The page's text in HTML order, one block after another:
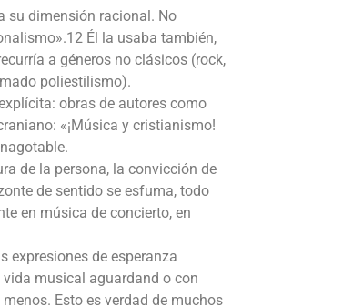
su dimensión racional. No
Él la usaba también,
a géneros no clásicos (rock,
poliestilismo).
obras de autores como
«¡Música y cristianismo!
de la persona, la convicción de
de sentido se esfuma, todo
en música de concierto, en
expresiones de esperanza
musical aguardand o con
Esto es verdad de muchos